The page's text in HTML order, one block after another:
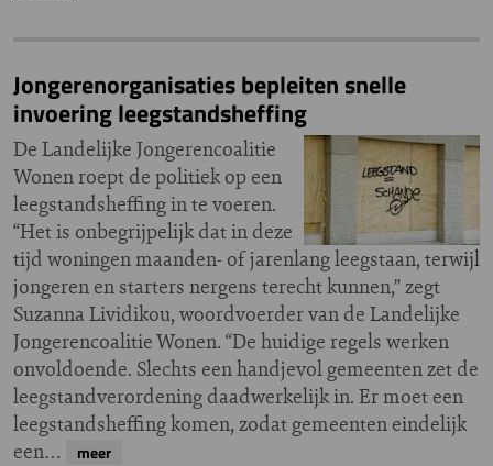
Jongerenorganisaties bepleiten snelle
invoering leegstandsheffing
De Landelijke Jongerencoalitie
Wonen roept de politiek op een
leegstandsheffing in te voeren.
“Het is onbegrijpelijk dat in deze
tijd woningen maanden- of jarenlang leegstaan, terwijl
jongeren en starters nergens terecht kunnen,” zegt
Suzanna Lividikou, woordvoerder van de Landelijke
Jongerencoalitie Wonen. “De huidige regels werken
onvoldoende. Slechts een handjevol gemeenten zet de
leegstandverordening daadwerkelijk in. Er moet een
leegstandsheffing komen, zodat gemeenten eindelijk
een…
meer